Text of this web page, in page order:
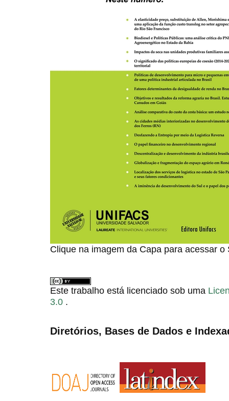
Clique na imagem da Capa para acessar
Este trabalho está licenciado sob uma
3.0 .
Diretórios, Bases de Dados e